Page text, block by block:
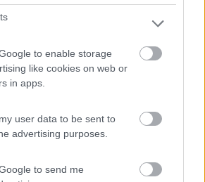
to enable storage
like cookies on web or
in apps.
user data to be sent to
advertising purposes.
to send me
gratuita